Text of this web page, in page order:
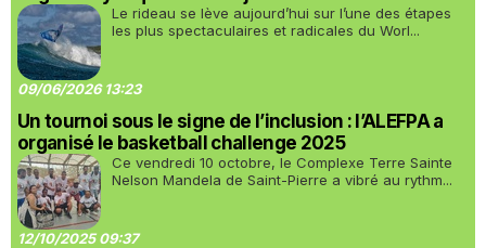
Le rideau se lève aujourd’hui sur l’une des étapes
les plus spectaculaires et radicales du Worl...
09/06/2026 13:23
Un tournoi sous le signe de l’inclusion : l’ALEFPA a
organisé le basketball challenge 2025
Ce vendredi 10 octobre, le Complexe Terre Sainte
Nelson Mandela de Saint-Pierre a vibré au rythm...
12/10/2025 09:37